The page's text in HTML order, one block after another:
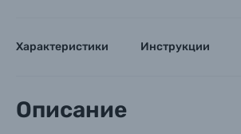
Материалы
Характеристики Инструкции
Описание